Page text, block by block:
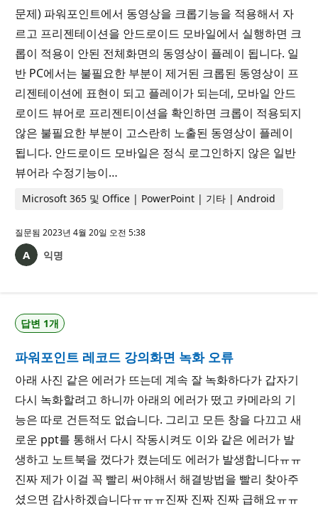
문제) 파워포인트에서 동영상을 크롭기능을 적용해서 자
르고 프리젠테이션을 안드로이드 모바일에서 실행하면 크
롭이 적용이 안된 전체화면의 동영상이 플레이 됩니다. 일
반 PC에서는 불필요한 부분이 제거된 크롭된 동영상이 프
리젠테이션에 표현이 되고 플레이가 되는데, 모바일 안드
로이드 뷰어로 프리젠티이션을 확인하면 크롭이 적용되지
않은 불필요한 부분이 고스란히 노출된 동영상이 플레이
됩니다. 안드로이드 모바일은 정식 로그인하지 않은 일반
뷰어라 수정기능이…
Microsoft 365 및 Office | PowerPoint | 기타 | Android
질문됨 2023년 4월 20일 오전 5:38
익명
답변 1개
파워포인트 레코드 강의화면 녹화 오류
아래 사진 같은 에러가 뜨는데 계속 잘 녹화하다가 갑자기
다시 녹화할려고 하니까 아래의 에러가 떴고 카메라의 기
능은 따로 건든적도 없습니다. 그리고 모든 창을 다끄고 새
로운 ppt를 통해서 다시 작동시켜도 이와 같은 에러가 발
생하고 노트북을 껐다가 켰는데도 에러가 발생합니다ㅠㅠ
진짜 제가 이걸 꼭 빨리 써야해서 해결방법을 빨리 찾아주
셨으면 감사하겠습니다ㅠㅠㅠ진짜 진짜 진짜 급해요ㅠㅠ